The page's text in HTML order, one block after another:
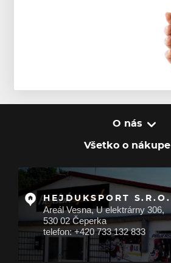
O nás
Všetko o nákupe
HEJDUKSPORT S.R.O.
Areál Vesna, U elektrárny 306,
530 02 Čeperka
telefon: +420 733 132 833